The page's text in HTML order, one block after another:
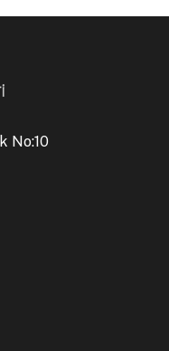
No:10